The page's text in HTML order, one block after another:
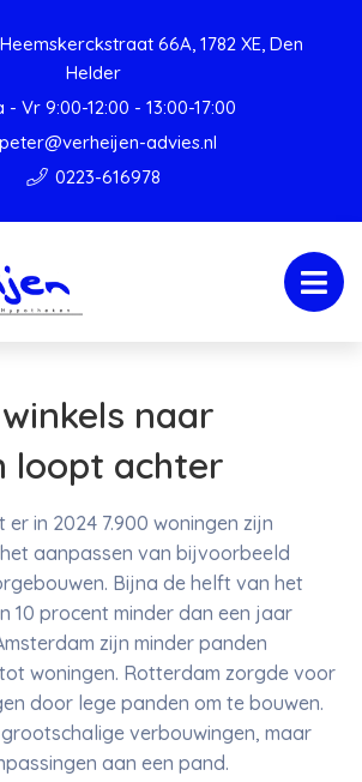
66A, 1782 XE, Den
Helder
- Vr 9:00-12:00 - 13:00-17:00
peter@verheijen-advies.nl
0223-616978
naar
loopt achter
er in 2024 7.900 woningen zijn
aanpassen van bijvoorbeeld
Bijna de helft van het
10 procent minder dan een jaar
zijn minder panden
woningen. Rotterdam zorgde voor
door lege panden om te bouwen.
verbouwingen, maar
aan een pand.